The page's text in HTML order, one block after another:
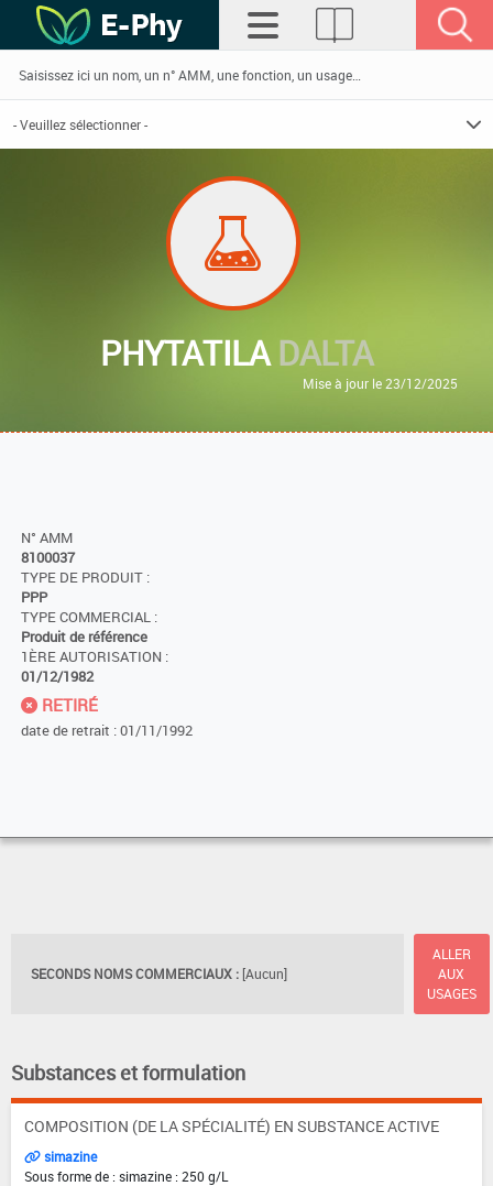
PHYTATILADALTA
Mise à jour le 23/12/2025
N° AMM
8100037
TYPE DE PRODUIT :
PPP
TYPE COMMERCIAL :
Produit de référence
1ÈRE AUTORISATION :
01/12/1982
RETIRÉ
date de retrait : 01/11/1992
SECONDS NOMS COMMERCIAUX : [Aucun]
ALLER
AUX
USAGES
Substances et formulation
COMPOSITION (DE LA SPÉCIALITÉ) EN SUBSTANCE ACTIVE
simazine
Sous forme de : simazine : 250 g/L